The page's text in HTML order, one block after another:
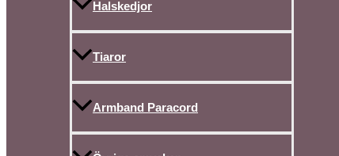
Halskedjor
Tiaror
Armband Paracord